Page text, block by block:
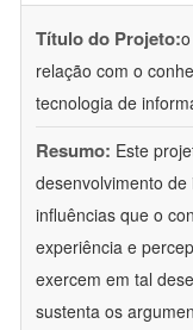
Título do Projeto:
relação com o
tecnologia de
Resumo: Este
desenvolvimento
influências que o
experiência e
exercem em tal
sustenta os